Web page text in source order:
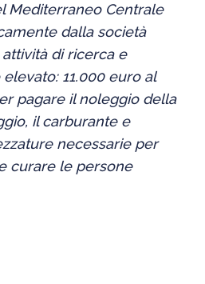
Mediterraneo Centrale
dalla società
di ricerca e
11.000 euro al
pagare il noleggio della
il carburante e
necessarie per
curare le persone